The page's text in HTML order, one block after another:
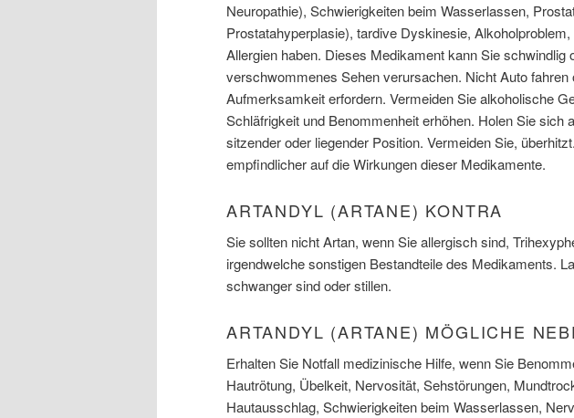
Neuropathie), Schwierigkeiten beim Wasserlassen,
Prostatahyperplasie), tardive Dyskinesie,
Allergien haben. Dieses Medikament kann Sie schwindlig
verschwommenes Sehen verursachen. Nicht Auto fahren
Aufmerksamkeit erfordern. Vermeiden Sie alkoholische
Schläfrigkeit und Benommenheit erhöhen. Holen Sie sich
sitzender oder liegender Position. Vermeiden Sie,
empfindlicher auf die Wirkungen dieser Medikamente.
ARTANDYL (ARTANE) KONTRA
Sie sollten nicht Artan, wenn Sie allergisch sind,
irgendwelche sonstigen Bestandteile des Medikaments.
schwanger sind oder stillen.
ARTANDYL (ARTANE) MÖGLICHE
Erhalten Sie Notfall medizinische Hilfe, wenn Sie
Hautrötung, Übelkeit, Nervosität, Sehstörungen,
Hautausschlag, Schwierigkeiten beim Wasserlassen,